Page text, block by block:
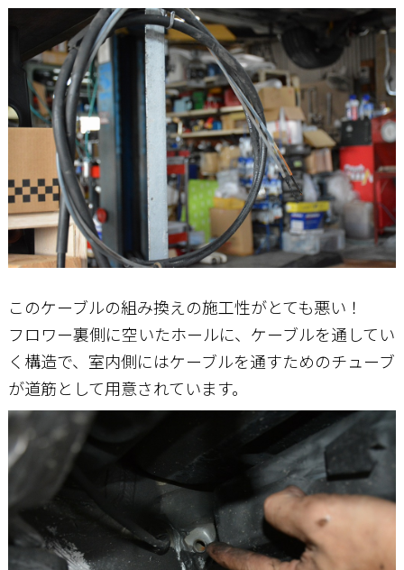
このケーブルの組み換えの施工性がとても悪い！
フロワー裏側に空いたホールに、ケーブルを通してい
く構造で、室内側にはケーブルを通すためのチューブ
が道筋として用意されています。